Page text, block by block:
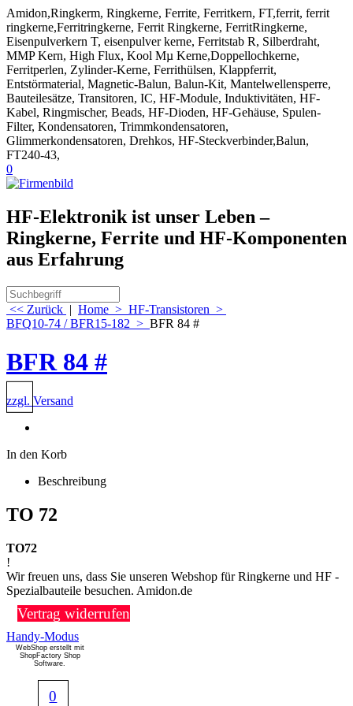
Amidon,Ringkerm, Ringkerne, Ferrite, Ferritkern, FT,ferrit, ferrit
ringkerne,Ferritringkerne, Ferrit Ringkerne, FerritRingkerne,
Eisenpulverkern T, eisenpulver kerne, Ferritstab R, Silberdraht,
MMP Kern, High Flux, Kool Mµ Kerne,Doppellochkerne,
Ferritperlen, Zylinder-Kerne, Ferrithülsen, Klappferrit,
Entstörmaterial, Magnetic-Balun, Balun-Kit, Mantelwellensperre,
Bauteilesätze, Transitoren, IC, HF-Module, Induktivitäten, HF-
Kabel, Ringmischer, Beads, HF-Dioden, HF-Gehäuse, Spulen-
Filter, Kondensatoren, Trimmkondensatoren,
Glimmerkondensatoren, Drehkos, HF-Steckverbinder,Balun,
FT240-43,
0
HF-Elektronik ist unser Leben –
Ringkerne, Ferrite und HF-Komponenten
aus Erfahrung
<< Zurück | Home > HF-Transistoren >
BFQ10-74 / BFR15-182 > BFR 84 #
BFR 84 #
zzgl. Versand
In den Korb
Beschreibung
TO 72
TO72
!
Wir freuen uns, dass Sie unseren Webshop für Ringkerne und HF -
Spezialbauteile besuchen. Amidon.de
Vertrag widerrufen
Handy-Modus
WebShop erstellt mit
ShopFactory Shop
Software.
0